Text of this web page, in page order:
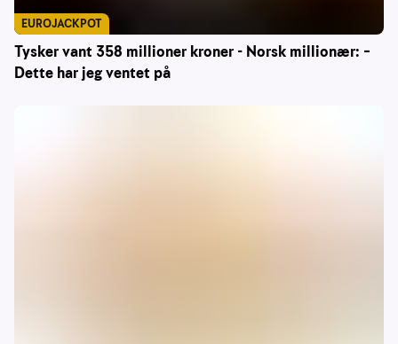
Tysker vant 358 millioner kroner - Norsk millionær: –
Dette har jeg ventet på
EUROJACKPOT